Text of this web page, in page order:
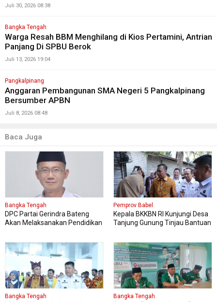
Juli 30, 2026 08:38
Bangka Tengah
Warga Resah BBM Menghilang di Kios Pertamini, Antrian
Panjang Di SPBU Berok
Juli 13, 2026 19:04
Pangkalpinang
Anggaran Pembangunan SMA Negeri 5 Pangkalpinang
Bersumber APBN
Juli 8, 2026 08:48
Baca Juga
Bangka Tengah
DPC Partai Gerindra Bateng
Akan Melaksanakan Pendidikan
Pemprov Babel
Kepala BKKBN RI Kunjungi Desa
Tanjung Gunung Tinjau Bantuan
Bangka Tengah Bangka Tengah